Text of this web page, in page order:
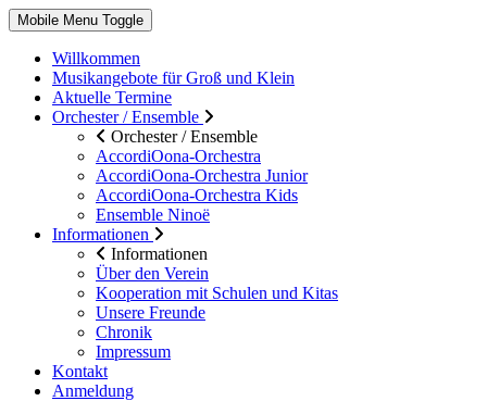
Mobile Menu Toggle
Willkommen
Musikangebote für Groß und Klein
Aktuelle Termine
Orchester / Ensemble
Orchester / Ensemble
AccordiOona-Orchestra
AccordiOona-Orchestra Junior
AccordiOona-Orchestra Kids
Ensemble Ninoë
Informationen
Informationen
Über den Verein
Kooperation mit Schulen und Kitas
Unsere Freunde
Chronik
Impressum
Kontakt
Anmeldung